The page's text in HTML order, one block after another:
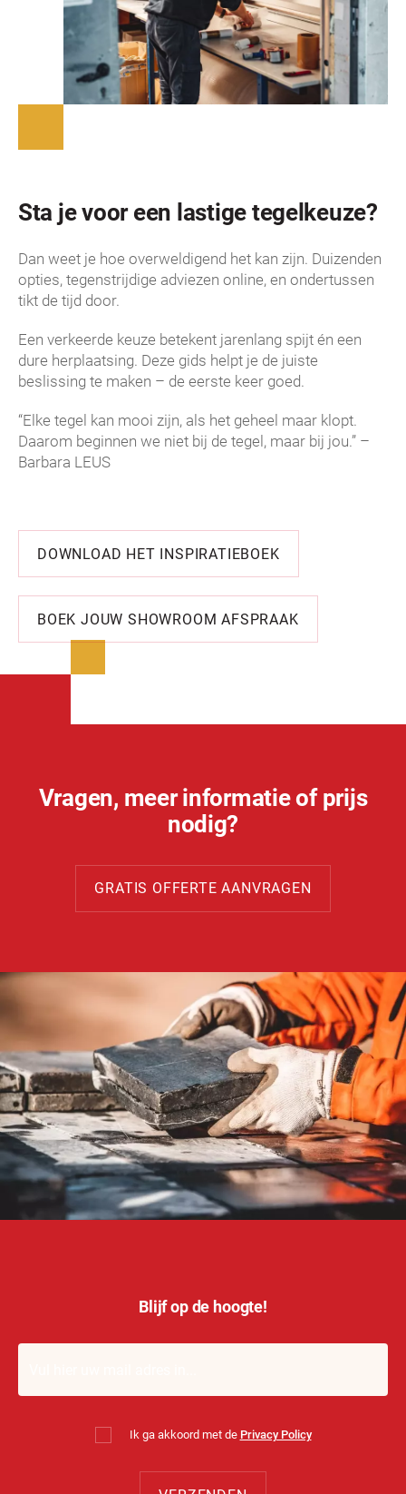
Sta je voor een lastige tegelkeuze?
Dan weet je hoe overweldigend het kan zijn. Duizenden
opties, tegenstrijdige adviezen online, en ondertussen
tikt de tijd door.
Een verkeerde keuze betekent jarenlang spijt én een
dure herplaatsing. Deze gids helpt je de juiste
beslissing te maken – de eerste keer goed.
“Elke tegel kan mooi zijn, als het geheel maar klopt.
Daarom beginnen we niet bij de tegel, maar bij jou.” –
Barbara LEUS
DOWNLOAD HET INSPIRATIEBOEK
BOEK JOUW SHOWROOM AFSPRAAK
Vragen, meer informatie of prijs
nodig?
GRATIS OFFERTE AANVRAGEN
Blijf op de hoogte!
Ik ga akkoord met de Privacy Policy